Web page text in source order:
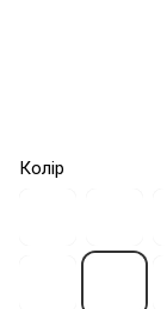
Колір